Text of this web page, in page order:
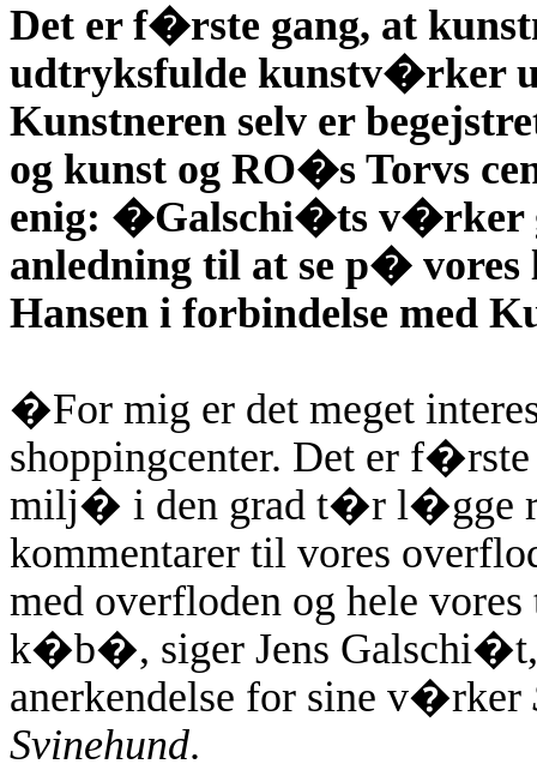
Det er f�rste gang, at
udtryksfulde kunstv�rker
Kunstneren selv er
og kunst og RO�s Torvs
enig: �Galschi�ts v�rker
anledning til at se p�
Hansen i forbindelse med
�For mig er det meget
shoppingcenter. Det er
milj� i den grad t�r l�gge
kommentarer til vores
med overfloden og hele
k�b�, siger Jens
anerkendelse for sine v�rker
Svinehund.